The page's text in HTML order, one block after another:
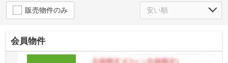
販売物件のみ
会員物件